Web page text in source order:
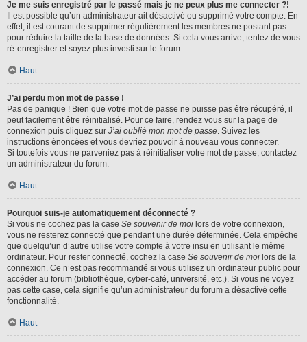
Je me suis enregistré par le passé mais je ne peux plus me connecter ?!
Il est possible qu’un administrateur ait désactivé ou supprimé votre compte. En
effet, il est courant de supprimer régulièrement les membres ne postant pas
pour réduire la taille de la base de données. Si cela vous arrive, tentez de vous
ré-enregistrer et soyez plus investi sur le forum.
Haut
J’ai perdu mon mot de passe !
Pas de panique ! Bien que votre mot de passe ne puisse pas être récupéré, il
peut facilement être réinitialisé. Pour ce faire, rendez vous sur la page de
connexion puis cliquez sur J’ai oublié mon mot de passe. Suivez les
instructions énoncées et vous devriez pouvoir à nouveau vous connecter.
Si toutefois vous ne parveniez pas à réinitialiser votre mot de passe, contactez
un administrateur du forum.
Haut
Pourquoi suis-je automatiquement déconnecté ?
Si vous ne cochez pas la case Se souvenir de moi lors de votre connexion,
vous ne resterez connecté que pendant une durée déterminée. Cela empêche
que quelqu’un d’autre utilise votre compte à votre insu en utilisant le même
ordinateur. Pour rester connecté, cochez la case Se souvenir de moi lors de la
connexion. Ce n’est pas recommandé si vous utilisez un ordinateur public pour
accéder au forum (bibliothèque, cyber-café, université, etc.). Si vous ne voyez
pas cette case, cela signifie qu’un administrateur du forum a désactivé cette
fonctionnalité.
Haut